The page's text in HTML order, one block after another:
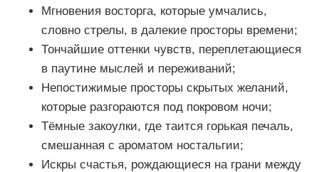
Мгновения восторга, которые умчались,
словно стрелы, в далекие просторы времени;
Тончайшие оттенки чувств, переплетающиеся
в паутине мыслей и переживаний;
Непостижимые просторы скрытых желаний,
которые разгораются под покровом ночи;
Тёмные закоулки, где таится горькая печаль,
смешанная с ароматом ностальгии;
Искры счастья, рождающиеся на грани между